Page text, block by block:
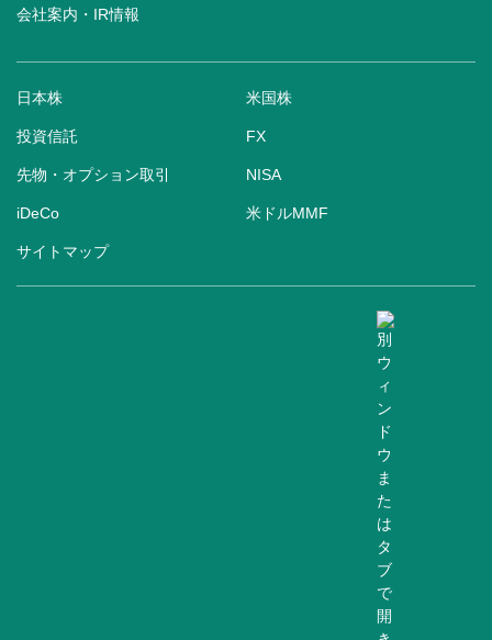
会社案内・IR情報
日本株 米国株
投資信託 FX
先物・オプション取引 NISA
iDeCo 米ドルMMF
サイトマップ